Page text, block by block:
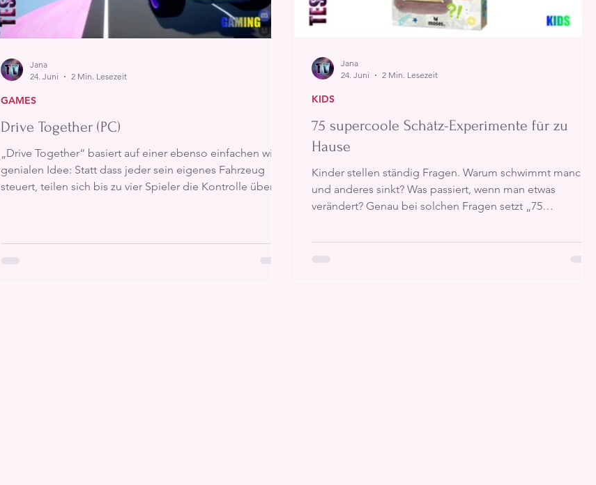
75 supercoole Schätz-Experimente für zu
Hause
Kinder stellen ständig Fragen. Warum schwimmt
und anderes sinkt? Was passiert, wenn man etwas
verändert? Genau bei solchen Fragen setzt „75
moses. Verlag an. Das Kartenset verfolgt einen etwas
KIDS
Jana
24. Juni
2 Min. Lesezeit
Drive Together (PC)
„Drive Together“ basiert auf einer ebenso einfachen wie
genialen Idee: Statt dass jeder sein eigenes Fahrzeug
steuert, teilen sich bis zu vier Spieler die Kontrolle über
GAMES
Jana
24. Juni
2 Min. Lesezeit